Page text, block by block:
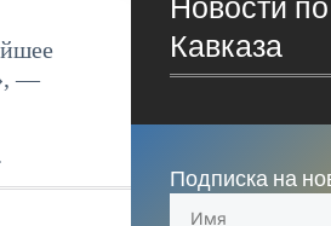
—
Новости
Кавказа
Подписка на